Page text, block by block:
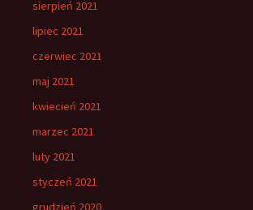
sierpień 2021
lipiec 2021
czerwiec 2021
maj 2021
kwiecień 2021
marzec 2021
luty 2021
styczeń 2021
grudzień 2020